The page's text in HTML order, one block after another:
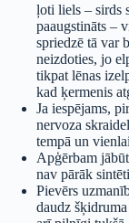
ļoti liels – sirds
paaugstināts –
spriedzē tā var
neizdoties, jo
tikpat lēnas
kad ķermenis
Ja iespējams,
nervoza
tempā un
Apģērbam
nav pārāk
Pievērs
daudz